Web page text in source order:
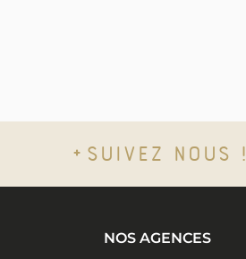
Suivez nous !
NOS AGENCES